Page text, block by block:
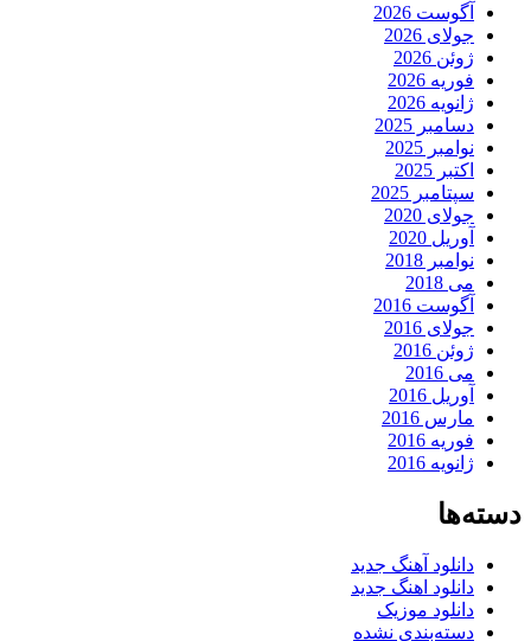
آگوست 2026
جولای 2026
ژوئن 2026
فوریه 2026
ژانویه 2026
دسامبر 2025
نوامبر 2025
اکتبر 2025
سپتامبر 2025
جولای 2020
آوریل 2020
نوامبر 2018
می 2018
آگوست 2016
جولای 2016
ژوئن 2016
می 2016
آوریل 2016
مارس 2016
فوریه 2016
ژانویه 2016
دسته‌ها
دانلود آهنگ جدید
دانلود اهنگ جدید
دانلود موزیک
دسته‌بندی نشده